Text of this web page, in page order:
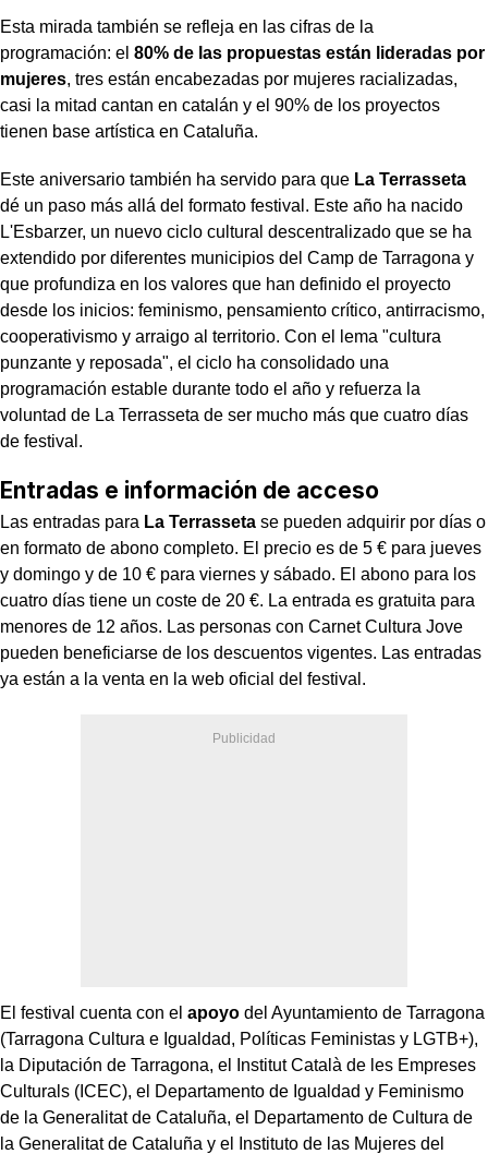
Esta mirada también se refleja en las cifras de la
programación: el 80% de las propuestas están lideradas por
mujeres, tres están encabezadas por mujeres racializadas,
casi la mitad cantan en catalán y el 90% de los proyectos
tienen base artística en Cataluña.
Este aniversario también ha servido para que La Terrasseta
dé un paso más allá del formato festival. Este año ha nacido
L'Esbarzer, un nuevo ciclo cultural descentralizado que se ha
extendido por diferentes municipios del Camp de Tarragona y
que profundiza en los valores que han definido el proyecto
desde los inicios: feminismo, pensamiento crítico, antirracismo,
cooperativismo y arraigo al territorio. Con el lema "cultura
punzante y reposada", el ciclo ha consolidado una
programación estable durante todo el año y refuerza la
voluntad de La Terrasseta de ser mucho más que cuatro días
de festival.
Entradas e información de acceso
Las entradas para La Terrasseta se pueden adquirir por días o
en formato de abono completo. El precio es de 5 € para jueves
y domingo y de 10 € para viernes y sábado. El abono para los
cuatro días tiene un coste de 20 €. La entrada es gratuita para
menores de 12 años. Las personas con Carnet Cultura Jove
pueden beneficiarse de los descuentos vigentes. Las entradas
ya están a la venta en la web oficial del festival.
El festival cuenta con el apoyo del Ayuntamiento de Tarragona
(Tarragona Cultura e Igualdad, Políticas Feministas y LGTB+),
la Diputación de Tarragona, el Institut Català de les Empreses
Culturals (ICEC), el Departamento de Igualdad y Feminismo
de la Generalitat de Cataluña, el Departamento de Cultura de
la Generalitat de Cataluña y el Instituto de las Mujeres del